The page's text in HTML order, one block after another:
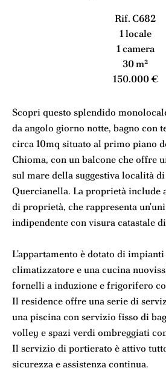
Rif. C682
1 locale
1 camera
30 m²
150.000 €
Scopri questo splendido
da angolo giorno notte, bagno con
circa 10mq situato al primo piano
Chioma, con un balcone che offre
sul mare della suggestiva località
Quercianella. La proprietà include
di proprietà, che rappresenta
indipendente con visura catastale
L'appartamento è dotato di
climatizzatore e una cucina
fornelli a induzione e frigorifero
Il residence offre una serie di
una piscina con servizio fisso di
volley e spazi verdi ombreggiati
Il servizio di portierato è attivo
sicurezza e assistenza continua.